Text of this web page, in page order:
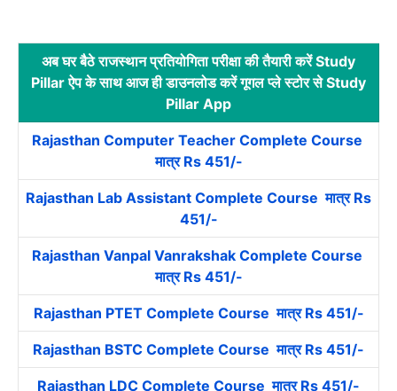
अब घर बैठे राजस्थान प्रतियोगिता परीक्षा की तैयारी करें Study
Pillar ऐप के साथ आज ही डाउनलोड करें गूगल प्ले स्टोर से Study
Pillar App
Rajasthan Computer Teacher Complete Course
मात्र Rs 451/-
Rajasthan Lab Assistant Complete Course मात्र Rs
451/-
Rajasthan Vanpal Vanrakshak Complete Course
मात्र Rs 451/-
Rajasthan PTET Complete Course मात्र Rs 451/-
Rajasthan BSTC Complete Course मात्र Rs 451/-
Rajasthan LDC Complete Course मात्र Rs 451/-